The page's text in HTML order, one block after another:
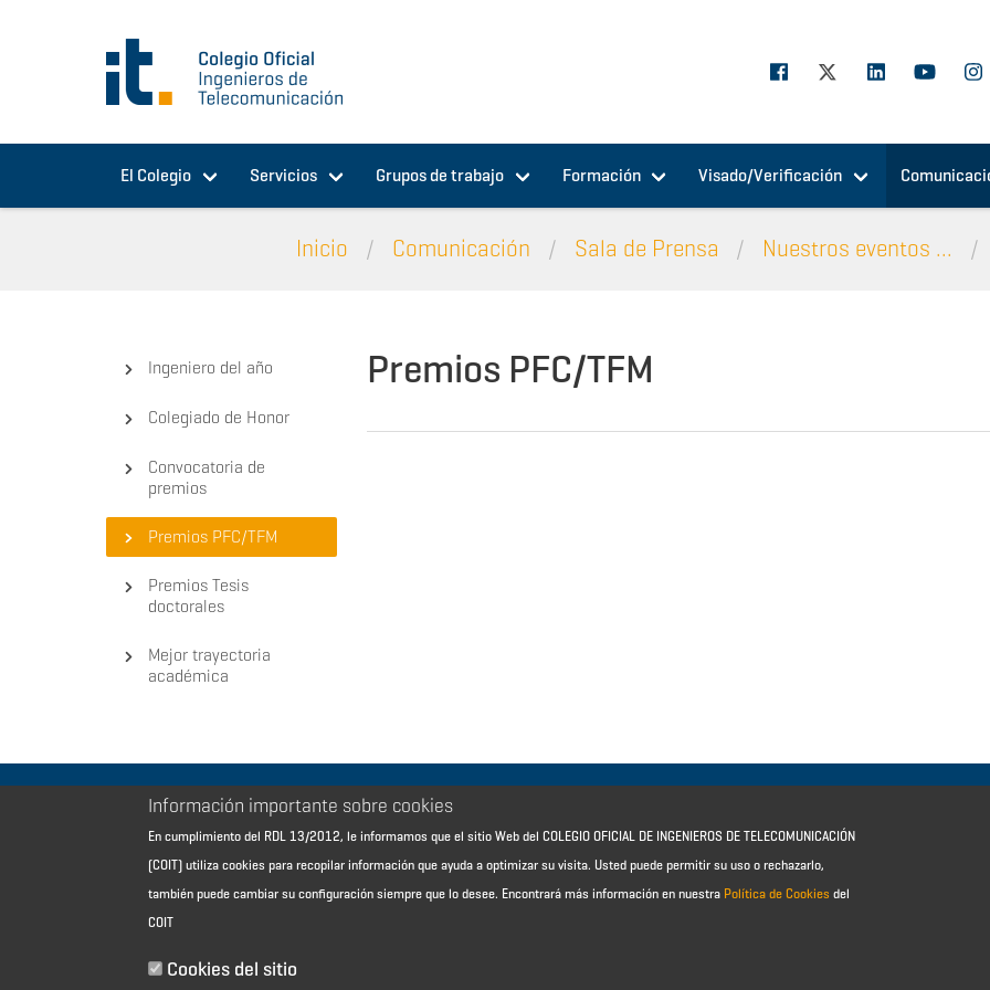
El Colegio Servicios Grupos de trabajo Formación Visado/Verificación
Inicio Comunicación Sala de Prensa Nuestros eventos ...
Ingeniero del año
Colegiado de Honor
Convocatoria de
premios
Premios PFC/TFM
Premios Tesis
doctorales
Mejor trayectoria
académica
Premios PFC/TFM
Aviso Legal - Información general
Contacto
Política de reembolso
Sitemap
Información importante sobre cookies
En cumplimiento del RDL 13/2012, le informamos que el sitio Web del COLEGIO OFICIAL DE INGENIEROS DE TELECOMUNICACIÓN
(COIT) utiliza cookies para recopilar información que ayuda a optimizar su visita. Usted puede permitir su uso o rechazarlo,
también puede cambiar su configuración siempre que lo desee. Encontrará más información en nuestra Política de Cookies del
COIT
Cookies del sitio